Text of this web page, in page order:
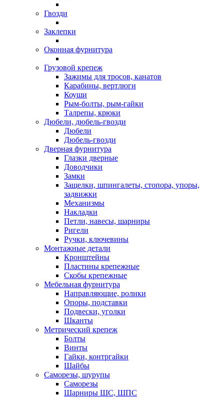
Гвозди
Заклепки
Оконная фурнитура
Грузовой крепеж
Зажимы для тросов, канатов
Карабины, вертлюги
Коуши
Рым-болты, рым-гайки
Талрепы, крюки
Дюбели, дюбель-гвозди
Дюбели
Дюбель-гвозди
Дверная фурнитура
Глазки дверные
Доводчики
Замки
Защелки, шпингалеты, стопора, упоры,
задвижки
Механизмы
Накладки
Петли, навесы, шарниры
Ригели
Ручки, ключевины
Монтажные детали
Кронштейны
Пластины крепежные
Скобы крепежные
Мебельная фурнитура
Направляющие, ролики
Опоры, подставки
Подвески, уголки
Шканты
Метрический крепеж
Болты
Винты
Гайки, контргайки
Шайбы
Саморезы, шурупы
Саморезы
Шарниры ШС, ШПС